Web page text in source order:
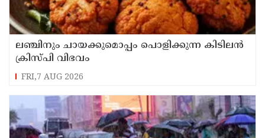
ലഞ്ചിനും ചായക്കുമൊപ്പം പൊളിക്കുന്ന കിടിലൻ
ക്രിസ്പി വിഭവം
FRI,7 AUG 2026